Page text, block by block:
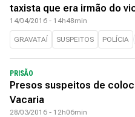
taxista que era irmão do
14/04/2016 - 14h48min
GRAVATAÍ SUSPEITOS POLÍCIA
PRISÃO
Presos suspeitos de
Vacaria
28/03/2016 - 12h06min